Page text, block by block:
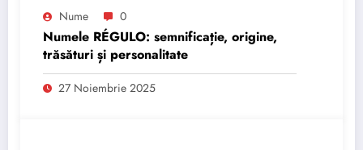
Nume 0
Numele RÉGULO: semnificație, origine,
trăsături și personalitate
27 Noiembrie 2025